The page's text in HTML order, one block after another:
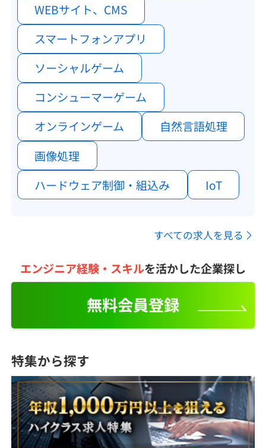
WEBサイト、CMS
スマートフォンアプリ
ソーシャルゲーム
コンシューマーゲーム
オンラインゲーム
自然言語処理
画像処理
ハードウェア制御・組込み
IoT
すべての求人を見る
エンジニア経験・スキルを活かした企業探し
無料会員登録
特集から探す